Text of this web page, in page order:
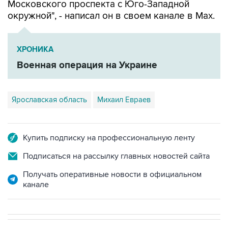
Московского проспекта с Юго-Западной
окружной", - написал он в своем канале в Мах.
ХРОНИКА
Военная операция на Украине
Ярославская область Михаил Евраев
Купить подписку на профессиональную ленту
Подписаться на рассылку главных новостей сайта
Получать оперативные новости в официальном
канале